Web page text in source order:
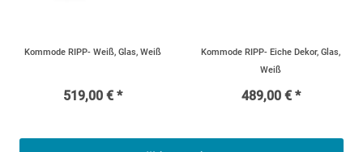
Kommode RIPP- Weiß, Glas, Weiß
519,00 € *
Kommode RIPP- Eiche Dekor, Glas,
Weiß
489,00 € *